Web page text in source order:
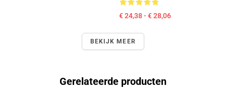
€ 24,38 - € 28,06
BEKIJK MEER
Gerelateerde producten